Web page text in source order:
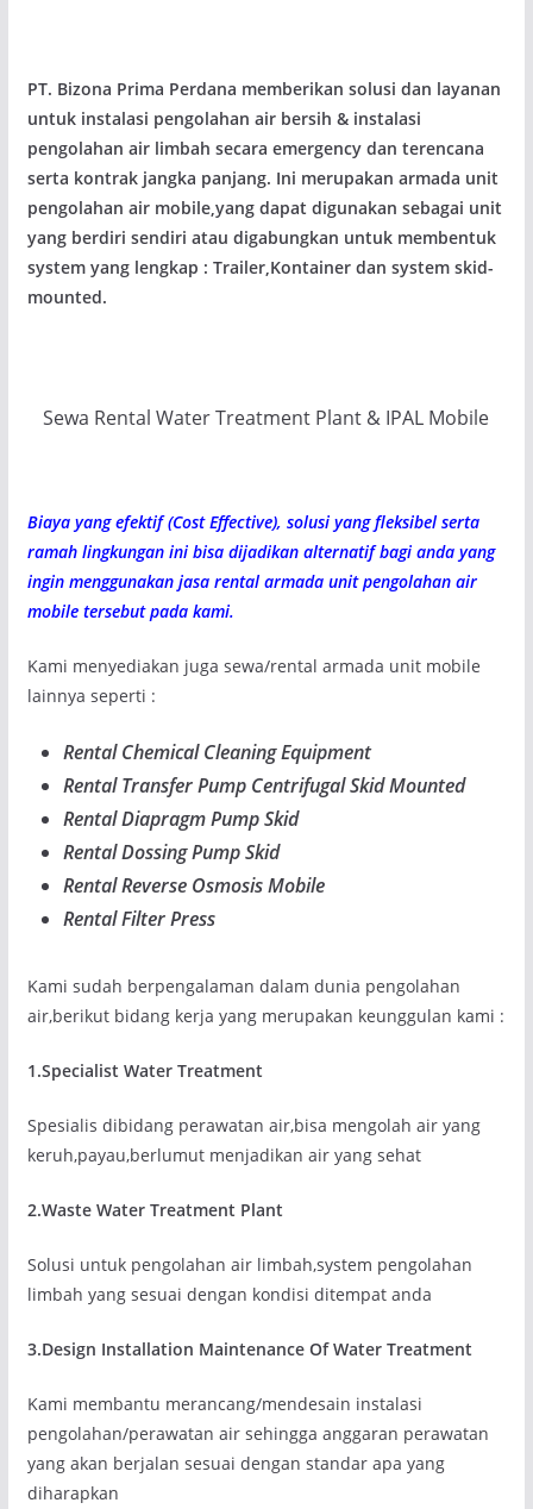
PT. Bizona Prima Perdana memberikan solusi dan layanan
untuk instalasi pengolahan air bersih & instalasi
pengolahan air limbah secara emergency dan terencana
serta kontrak jangka panjang. Ini merupakan armada unit
pengolahan air mobile,yang dapat digunakan sebagai unit
yang berdiri sendiri atau digabungkan untuk membentuk
system yang lengkap : Trailer,Kontainer dan system skid-
mounted.
Sewa Rental Water Treatment Plant & IPAL Mobile
Biaya yang efektif (Cost Effective), solusi yang fleksibel serta
ramah lingkungan ini bisa dijadikan alternatif bagi anda yang
ingin menggunakan jasa rental armada unit pengolahan air
mobile tersebut pada kami.
Kami menyediakan juga sewa/rental armada unit mobile
lainnya seperti :
Rental Chemical Cleaning Equipment
Rental Transfer Pump Centrifugal Skid Mounted
Rental Diapragm Pump Skid
Rental Dossing Pump Skid
Rental Reverse Osmosis Mobile
Rental Filter Press
Kami sudah berpengalaman dalam dunia pengolahan
air,berikut bidang kerja yang merupakan keunggulan kami :
1.Specialist Water Treatment
Spesialis dibidang perawatan air,bisa mengolah air yang
keruh,payau,berlumut menjadikan air yang sehat
2.Waste Water Treatment Plant
Solusi untuk pengolahan air limbah,system pengolahan
limbah yang sesuai dengan kondisi ditempat anda
3.Design Installation Maintenance Of Water Treatment
Kami membantu merancang/mendesain instalasi
pengolahan/perawatan air sehingga anggaran perawatan
yang akan berjalan sesuai dengan standar apa yang
diharapkan